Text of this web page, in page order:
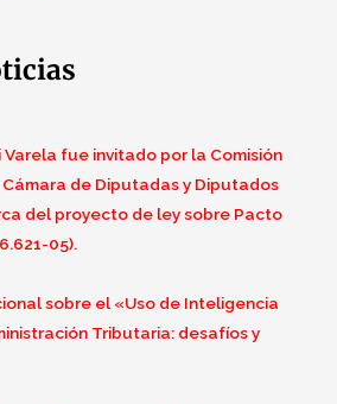
Varela fue invitado por la Comisión
de Diputadas y Diputados
del proyecto de ley sobre Pacto
05).
sobre el «Uso de Inteligencia
Tributaria: desafíos y